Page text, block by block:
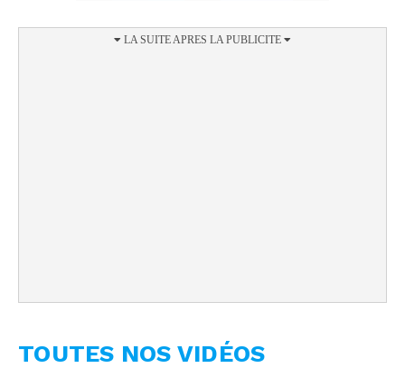
TOUTES NOS VIDÉOS